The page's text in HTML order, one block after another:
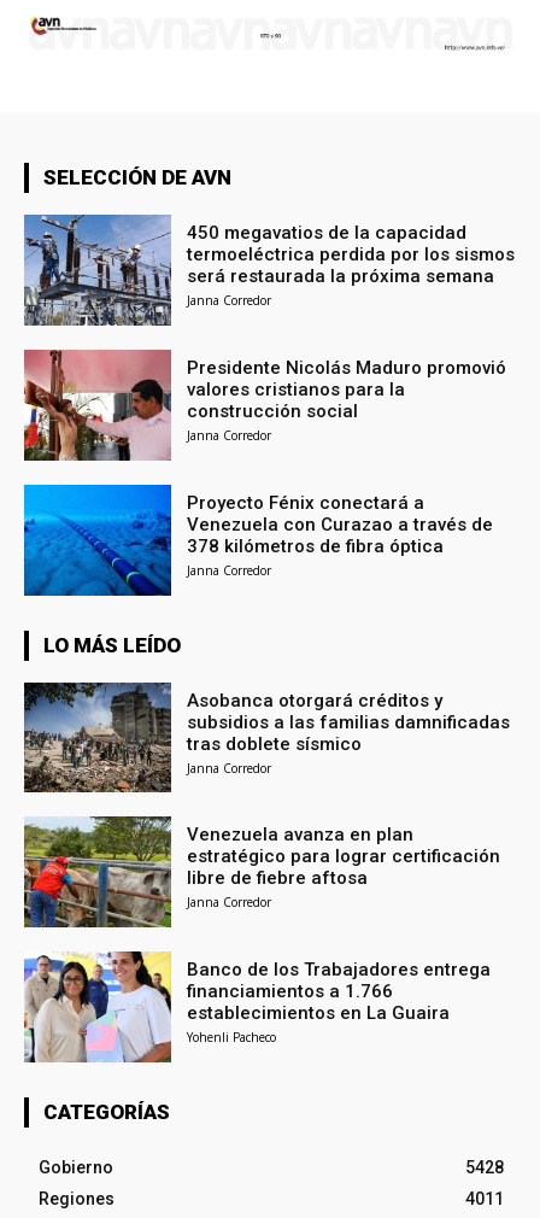
SELECCIÓN DE AVN
450 megavatios de la capacidad
termoeléctrica perdida por los sismos
será restaurada la próxima semana
Janna Corredor
Presidente Nicolás Maduro promovió
valores cristianos para la
construcción social
Janna Corredor
Proyecto Fénix conectará a
Venezuela con Curazao a través de
378 kilómetros de fibra óptica
Janna Corredor
LO MÁS LEÍDO
Asobanca otorgará créditos y
subsidios a las familias damnificadas
tras doblete sísmico
Janna Corredor
Venezuela avanza en plan
estratégico para lograr certificación
libre de fiebre aftosa
Janna Corredor
Banco de los Trabajadores entrega
financiamientos a 1.766
establecimientos en La Guaira
Yohenli Pacheco
CATEGORÍAS
Gobierno
5428
Regiones
4011